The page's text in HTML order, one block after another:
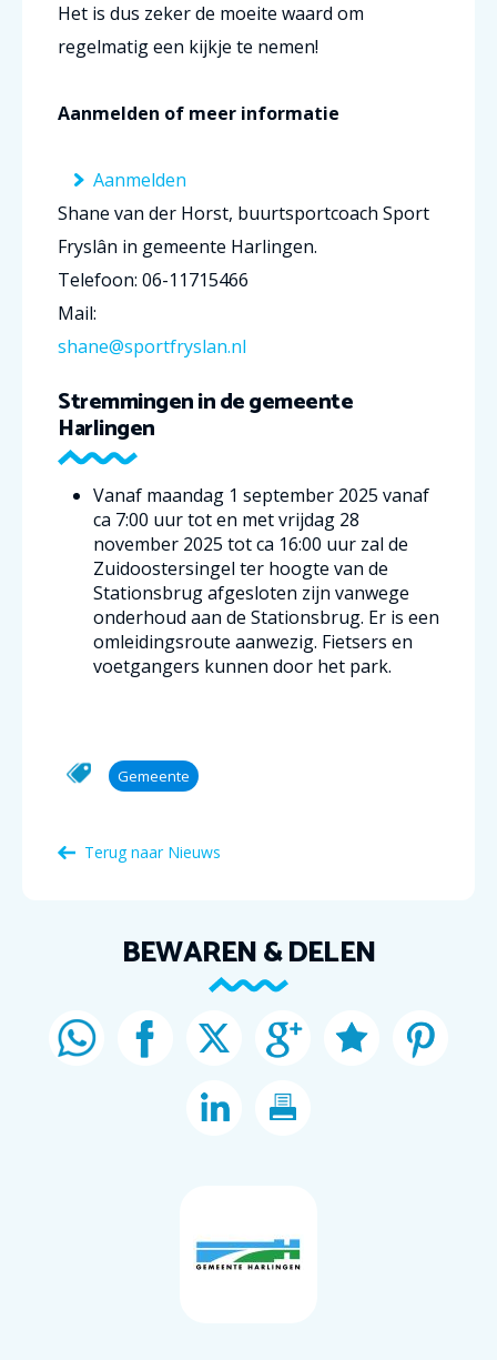
Het is dus zeker de moeite waard om
regelmatig een kijkje te nemen!
Aanmelden of meer informatie
Aanmelden
Shane van der Horst, buurtsportcoach Sport
Fryslân in gemeente Harlingen.
Telefoon: 06-11715466
Mail:
shane@sportfryslan.nl
Stremmingen in de gemeente
Harlingen
Vanaf maandag 1 september 2025 vanaf
ca 7:00 uur tot en met vrijdag 28
november 2025 tot ca 16:00 uur zal de
Zuidoostersingel ter hoogte van de
Stationsbrug afgesloten zijn vanwege
onderhoud aan de Stationsbrug. Er is een
omleidingsroute aanwezig. Fietsers en
voetgangers kunnen door het park.
Gemeente
Terug naar Nieuws
BEWAREN & DELEN